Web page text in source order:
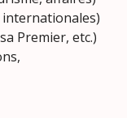
internationales)
Premier, etc.)